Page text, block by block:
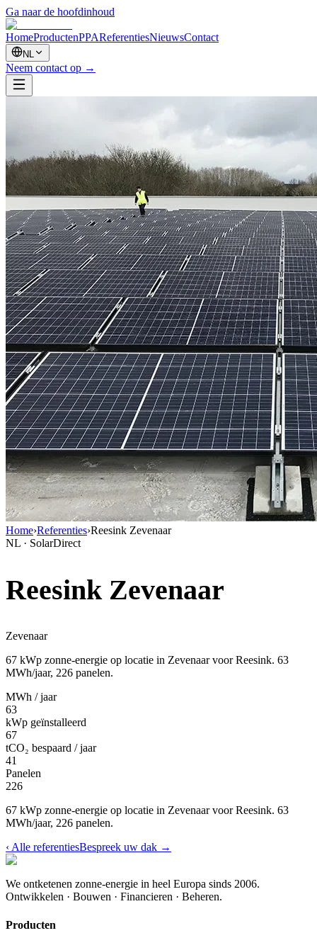
Ga naar de hoofdinhoud
HomeProductenPPAReferentiesNieuwsContact
NL
Neem contact op →
Home›Referenties›Reesink Zevenaar
NL · SolarDirect
Reesink Zevenaar
Zevenaar
67 kWp zonne-energie op locatie in Zevenaar voor Reesink. 63
MWh/jaar, 226 panelen.
MWh / jaar
63
kWp geïnstalleerd
67
tCO₂ bespaard / jaar
41
Panelen
226
67 kWp zonne-energie op locatie in Zevenaar voor Reesink. 63
MWh/jaar, 226 panelen.
‹ Alle referentiesBespreek uw dak →
We ontketenen zonne-energie in heel Europa sinds 2006.
Ontwikkelen · Bouwen · Financieren · Beheren.
Producten